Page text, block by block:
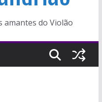
amantes do Violão